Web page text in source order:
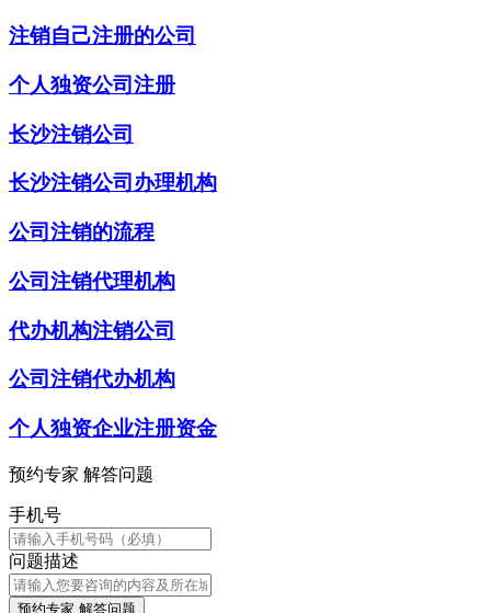
注销自己注册的公司
个人独资公司注册
长沙注销公司
长沙注销公司办理机构
公司注销的流程
公司注销代理机构
代办机构注销公司
公司注销代办机构
个人独资企业注册资金
预约专家 解答问题
手机号
问题描述
预约专家 解答问题